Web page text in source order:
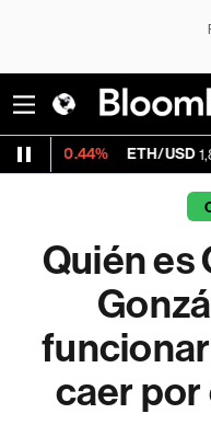
ETH/USD 1,861.998 -
Quién es
caer por